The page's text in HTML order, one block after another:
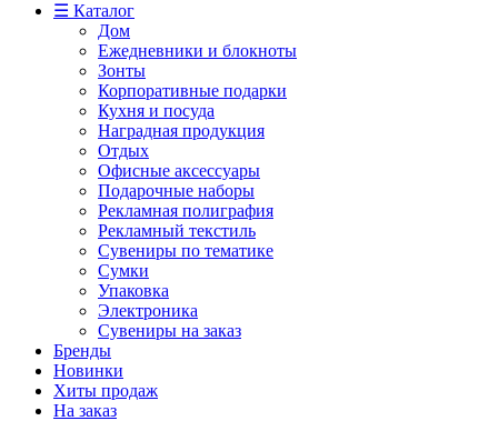
☰ Каталог
Дом
Ежедневники и блокноты
Зонты
Корпоративные подарки
Кухня и посуда
Наградная продукция
Отдых
Офисные аксессуары
Подарочные наборы
Рекламная полиграфия
Рекламный текстиль
Сувениры по тематике
Сумки
Упаковка
Электроника
Сувениры на заказ
Бренды
Новинки
Хиты продаж
На заказ